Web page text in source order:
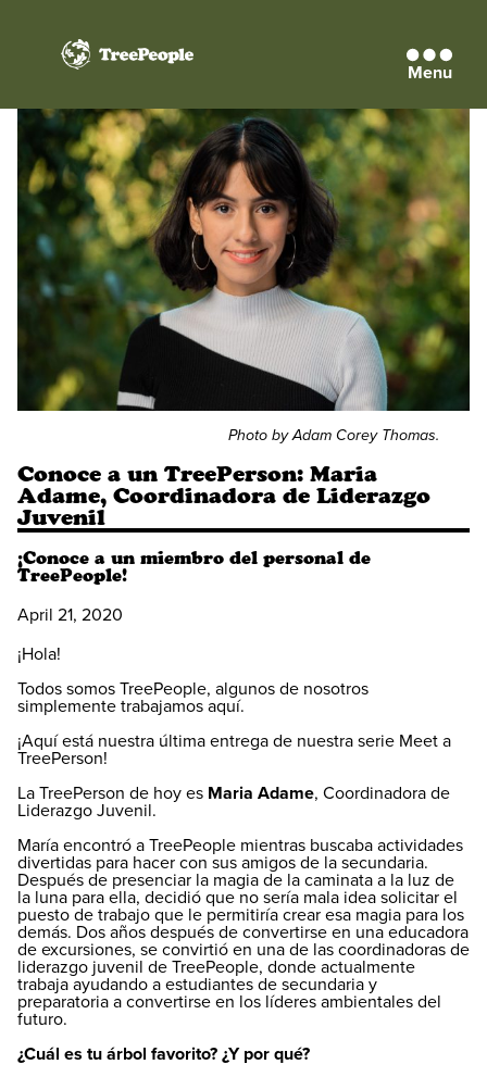
TreePeople Menu
Photo by Adam Corey Thomas.
Conoce a un TreePerson: Maria
Adame, Coordinadora de Liderazgo
Juvenil
¡Conoce a un miembro del personal de
TreePeople!
April 21, 2020
¡Hola!
Todos somos TreePeople, algunos de nosotros
simplemente trabajamos aquí.
¡Aquí está nuestra última entrega de nuestra serie Meet a
TreePerson!
La TreePerson de hoy es Maria Adame, Coordinadora de
Liderazgo Juvenil.
María encontró a TreePeople mientras buscaba actividades
divertidas para hacer con sus amigos de la secundaria.
Después de presenciar la magia de la caminata a la luz de
la luna para ella, decidió que no sería mala idea solicitar el
puesto de trabajo que le permitiría crear esa magia para los
demás. Dos años después de convertirse en una educadora
de excursiones, se convirtió en una de las coordinadoras de
liderazgo juvenil de TreePeople, donde actualmente
trabaja ayudando a estudiantes de secundaria y
preparatoria a convertirse en los líderes ambientales del
futuro.
¿Cuál es tu árbol favorito? ¿Y por qué?